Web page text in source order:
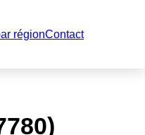
régionContact